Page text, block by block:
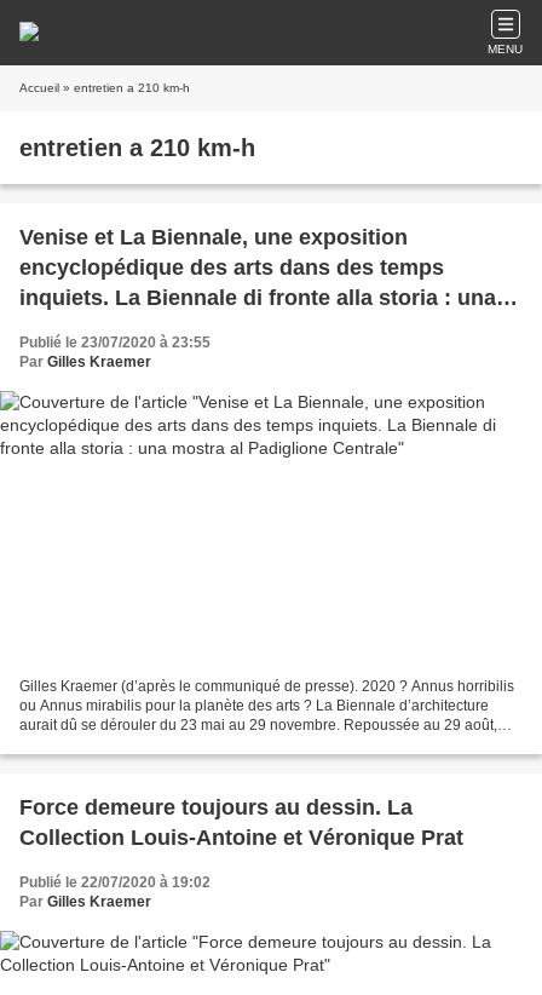
MENU
Accueil » entretien a 210 km-h
entretien a 210 km-h
Venise et La Biennale, une exposition
encyclopédique des arts dans des temps
inquiets. La Biennale di fronte alla storia : una
mostra al Padiglione Centrale
Publié le 23/07/2020 à 23:55
Par Gilles Kraemer
Gilles Kraemer (d’après le communiqué de presse). 2020 ? Annus horribilis
ou Annus mirabilis pour la planète des arts ? La Biennale d’architecture
aurait dû se dérouler du 23 mai au 29 novembre. Repoussée au 29 août,
Force demeure toujours au dessin. La
Collection Louis-Antoine et Véronique Prat
Publié le 22/07/2020 à 19:02
Par Gilles Kraemer